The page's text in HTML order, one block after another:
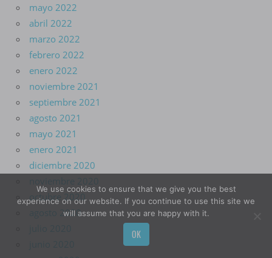
mayo 2022
abril 2022
marzo 2022
febrero 2022
enero 2022
noviembre 2021
septiembre 2021
agosto 2021
mayo 2021
enero 2021
diciembre 2020
octubre 2020
agosto 2020
We use cookies to ensure that we give you the best
experience on our website. If you continue to use this site we
will assume that you are happy with it.
OK